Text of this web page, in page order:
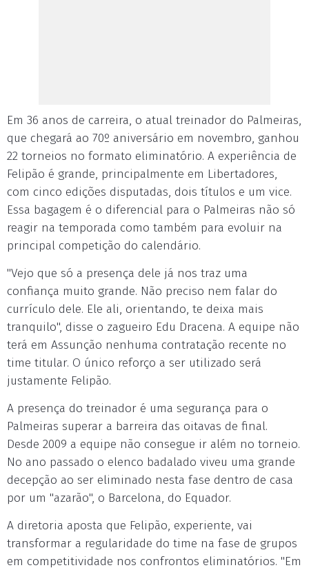
Em 36 anos de carreira, o atual treinador do Palmeiras,
que chegará ao 70º aniversário em novembro, ganhou
22 torneios no formato eliminatório. A experiência de
Felipão é grande, principalmente em Libertadores,
com cinco edições disputadas, dois títulos e um vice.
Essa bagagem é o diferencial para o Palmeiras não só
reagir na temporada como também para evoluir na
principal competição do calendário.
"Vejo que só a presença dele já nos traz uma
confiança muito grande. Não preciso nem falar do
currículo dele. Ele ali, orientando, te deixa mais
tranquilo", disse o zagueiro Edu Dracena. A equipe não
terá em Assunção nenhuma contratação recente no
time titular. O único reforço a ser utilizado será
justamente Felipão.
A presença do treinador é uma segurança para o
Palmeiras superar a barreira das oitavas de final.
Desde 2009 a equipe não consegue ir além no torneio.
No ano passado o elenco badalado viveu uma grande
decepção ao ser eliminado nesta fase dentro de casa
por um "azarão", o Barcelona, do Equador.
A diretoria aposta que Felipão, experiente, vai
transformar a regularidade do time na fase de grupos
em competitividade nos confrontos eliminatórios. "Em